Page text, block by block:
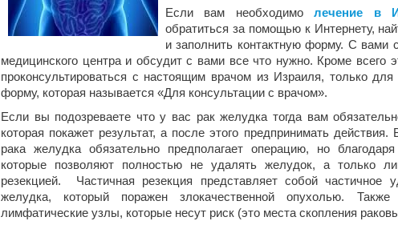
Если вам необходимолечение в
обратиться за помощью к Интернету,
и заполнить контактную форму. С вами
медицинского центра и обсудит с вами все что нужно. Кроме всего
проконсультироваться с настоящим врачом из Израиля, только
форму, которая называется «Для консультации с врачом».
Если вы подозреваете что у вас рак желудка тогда вам
которая покажет результат, а после этого предпринимать
рака желудка обязательно предполагает операцию, но
которые позволяют полностью не удалять желудок, а только
резекцией. Частичная резекция представляет собой частичное
желудка, который поражен злокачественной опухолью.
лимфатические узлы, которые несут риск (это места скопления